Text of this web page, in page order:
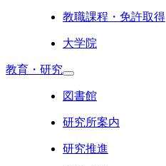
教職課程・免許取得
大学院
教育・研究
図書館
研究所案内
研究推進